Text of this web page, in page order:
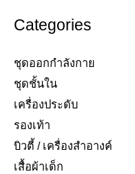
Categories
ชุดออกกำลังกาย
ชุดชั้นใน
เครื่องประดับ​
รองเท้า​
บิวตี้ / เครื่องสำอางค์
เสื้อผ้าเด็ก